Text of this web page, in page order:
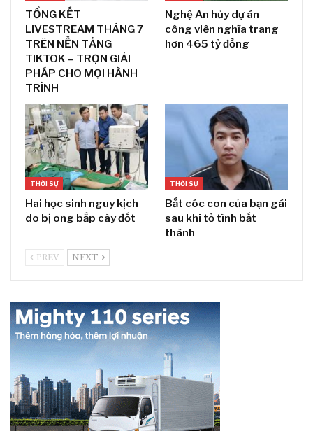
TỔNG KẾT
LIVESTREAM THÁNG 7
TRÊN NỀN TẢNG
TIKTOK – TRỌN GIẢI
PHÁP CHO MỌI HÀNH
TRÌNH
Nghệ An hủy dự án
công viên nghĩa trang
hơn 465 tỷ đồng
THỜI SỰ
Hai học sinh nguy kịch
do bị ong bắp cày đốt
THỜI SỰ
Bắt cóc con của bạn gái
sau khi tỏ tình bất
thành
PREV NEXT